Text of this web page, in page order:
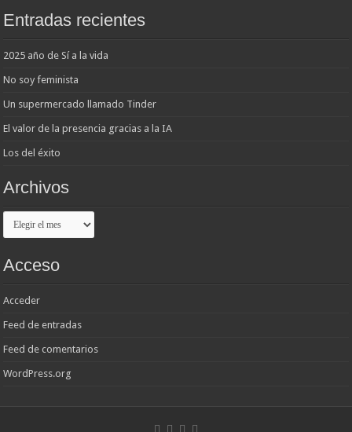
Entradas recientes
2025 año de Sí a la vida
No soy feminista
Un supermercado llamado Tinder
El valor de la presencia gracias a la IA
Los del éxito
Archivos
Archivos
Acceso
Acceder
Feed de entradas
Feed de comentarios
WordPress.org